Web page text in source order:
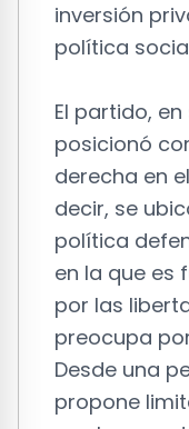
inversión
política
El partido,
posicionó
derecha en
decir, se
política
en la que es
por las
preocupa
Desde una
propone